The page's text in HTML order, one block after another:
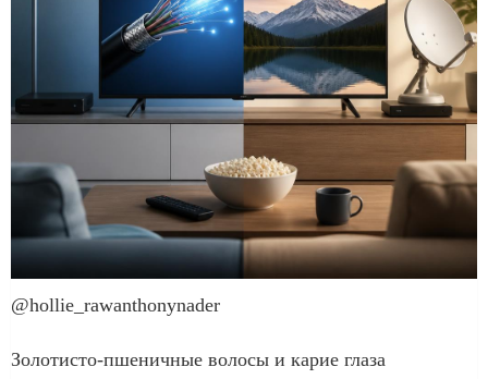
@hollie_rawanthonynader
Золотисто-пшеничные волосы и карие глаза